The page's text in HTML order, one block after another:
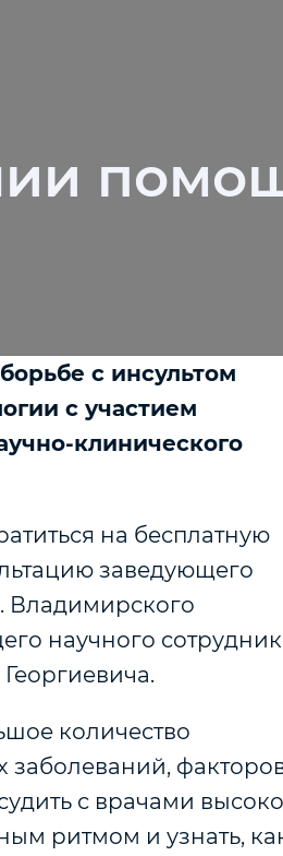
с инсультом
с участием
клинического
на бесплатную
заведующего
научного
количество
заболеваний,
с врачами
ритмом и узнать,